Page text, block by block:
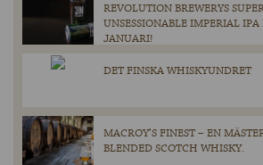
REVOLUTION BREWERYS
UNSESSIONABLE IMPERIAL IPA
JANUARI!
DET FINSKA WHISKYUNDRET
MACROY’S FINEST – EN
BLENDED SCOTCH WHISKY.